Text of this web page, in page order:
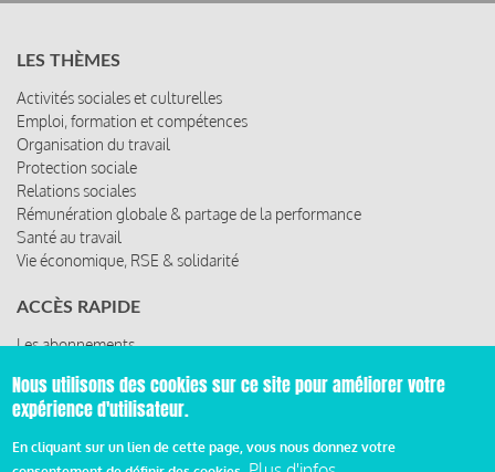
LES THÈMES
Activités sociales et culturelles
Emploi, formation et compétences
Organisation du travail
Protection sociale
Relations sociales
Rémunération globale & partage de la performance
Santé au travail
Vie économique, RSE & solidarité
ACCÈS RAPIDE
Les abonnements
Les ressources
Nous utilisons des cookies sur ce site pour améliorer votre
expérience d'utilisateur.
En cliquant sur un lien de cette page, vous nous donnez votre